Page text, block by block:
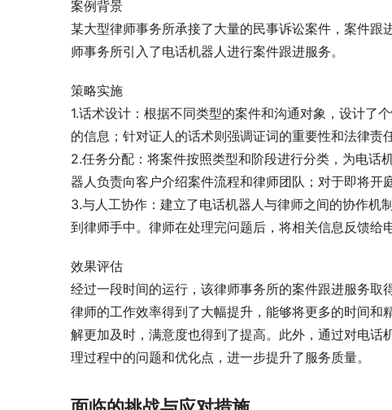
案例背景
某大型律师事务所承接了大量的民事诉讼案件，案件
师事务所引入了电话机器人进行案件跟进服务。
策略实施
1.话术设计：根据不同类型的案件和沟通对象，设计了
的信息；针对证人的话术则强调证词的重要性和法律责任
2.任务分配：将案件按照类型和阶段进行分类，为电话
器人负责向客户介绍案件流程和律师团队；对于即将开
3.与人工协作：建立了电话机器人与律师之间的协作机
到律师手中。律师在处理完问题后，将相关信息反馈给
效果评估
经过一段时间的运行，该律师事务所的案件跟进服务取
律师的工作效率得到了大幅提升，能够将更多的时间
解更加及时，满意度也得到了提高。此外，通过对电
理过程中的问题和优化点，进一步提升了服务质量。